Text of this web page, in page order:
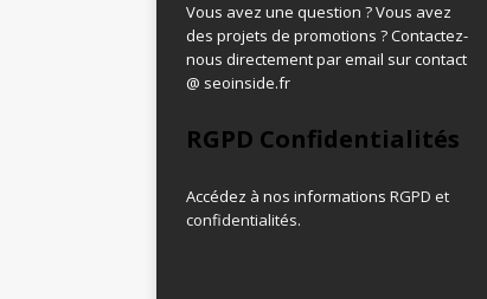
Vous avez une question ? Vous avez
des projets de promotions ? Contactez-
nous directement par email sur contact
@ seoinside.fr
RGPD Confidentialités
Accédez à nos informations RGPD et
confidentialités.